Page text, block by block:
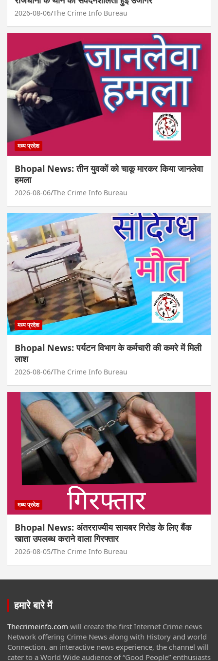
2026-08-06 The Crime Info Bureau
मध्य प्रदेश
Bhopal News: तीन युवकों को चाकू मारकर किया जानलेवा
हमला
2026-08-06 The Crime Info Bureau
मध्य प्रदेश
Bhopal News: पर्यटन विभाग के कर्मचारी की कमरे में मिली
लाश
2026-08-06 The Crime Info Bureau
मध्य प्रदेश
Bhopal News: अंतरराज्यीय सायबर गिरोह के लिए बैंक
खाता उपलब्ध कराने वाला गिरफ्तार
2026-08-05 The Crime Info Bureau
हमारे बारे में
Thecrimeinfo.com will create the first Internet Crime news
Network offering Crime News along with History and world
Connection. an interactive news experience, the channel will
cater to a World Wide audience of “Good People” enthusiasts